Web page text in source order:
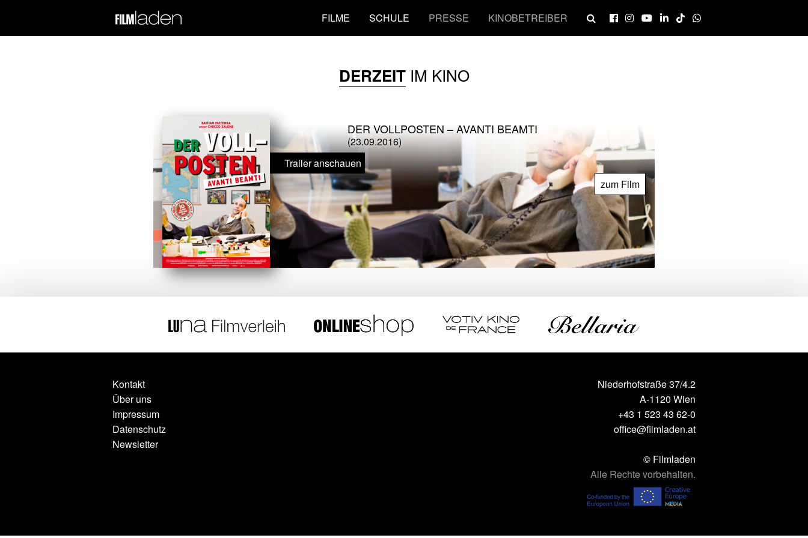
FILME SCHULE PRESSE KINOBETREIBER
DERZEITIM KINO
DER VOLLPOSTEN – AVANTI BEAMTI
(23.09.2016)
Trailer anschauen
zum Film
Kontakt
Über uns
Impressum
Datenschutz
Newsletter
Niederhofstraße 37/4.2
A-1120 Wien
+43 1 523 43 62-0
office@filmladen.at
© Filmladen
Alle Rechte vorbehalten.